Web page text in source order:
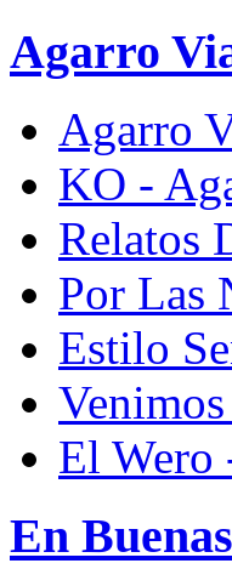
Agarro
Agarro
KO -
Relatos
Por Las
Estilo
El Wero
En